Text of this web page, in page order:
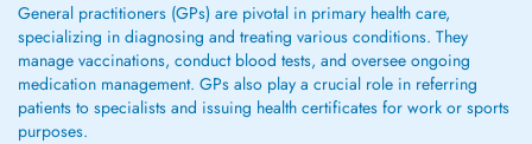
General practitioners (GPs) are pivotal in primary health care,
specializing in diagnosing and treating various conditions. They
manage vaccinations, conduct blood tests, and oversee ongoing
medication management. GPs also play a crucial role in referring
patients to specialists and issuing health certificates for work or sports
purposes.